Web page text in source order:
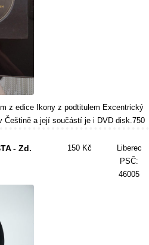
z edice Ikony z podtitulem Excentrický
Češtině a její součástí je i DVD disk.750
- Zd.
150 Kč
Liberec
PSČ:
46005